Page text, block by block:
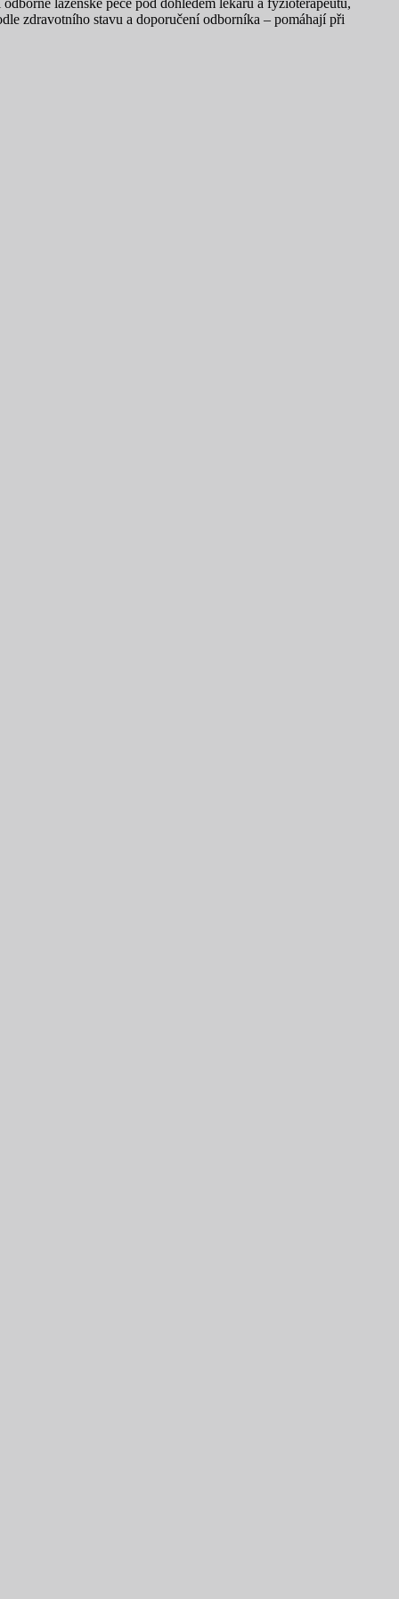
zdravotního stavu a doporučení odborníka – pomáhají při